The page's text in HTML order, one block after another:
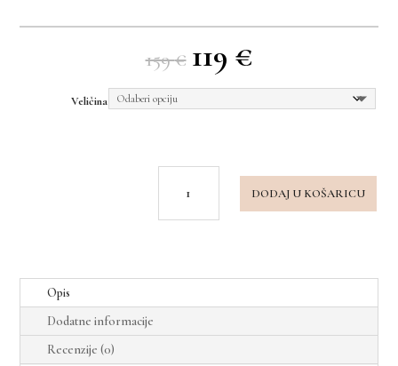
159€ Izvorna
cijena
bila
je:
119 €
je:
119 €.
Veličina
DODAJ U KOŠARICU
Opis
Dodatne informacije
Recenzije (0)